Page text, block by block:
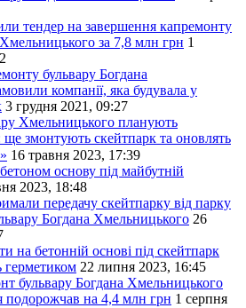
тендер на завершення капремонту
за 7,8 млн грн 1
бульвару Богдана
компанії, яка будувала у
3 грудня 2021, 09:27
Хмельницького планують
ще змонтують скейтпарк та оновлять
16 травня 2023, 17:39
основу під майбутній
2023, 18:48
передачу скейтпарку від парку
Богдана Хмельницького 26
на бетонній основі під скейтпарк
герметиком 22 липня 2023, 16:45
бульвару Богдана Хмельницького
подорожчав на 4,4 млн грн 1 серпня